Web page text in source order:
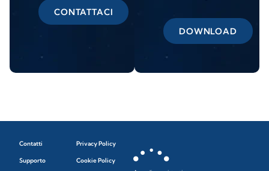
CONTATTACI
DOWNLOAD
Contatti
Supporto
Privacy Policy
Cookie Policy